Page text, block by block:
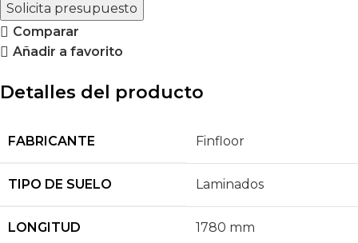
Solicita presupuesto
Comparar
Añadir a favorito
Detalles del producto
FABRICANTE Finfloor
TIPO DE SUELO Laminados
LONGITUD 1780 mm